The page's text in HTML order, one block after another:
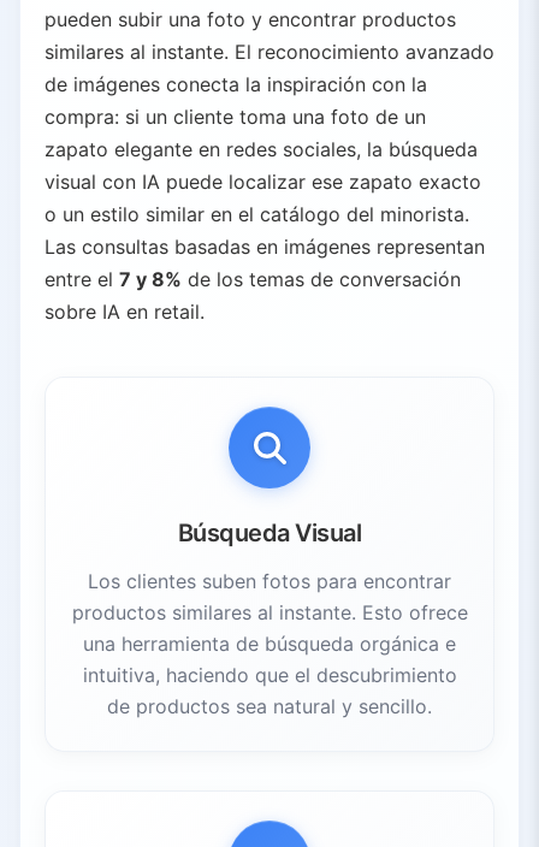
pueden subir una foto y encontrar productos
similares al instante. El reconocimiento avanzado
de imágenes conecta la inspiración con la
compra: si un cliente toma una foto de un
zapato elegante en redes sociales, la búsqueda
visual con IA puede localizar ese zapato exacto
o un estilo similar en el catálogo del minorista.
Las consultas basadas en imágenes representan
entre el 7 y 8% de los temas de conversación
sobre IA en retail.
Búsqueda Visual
Los clientes suben fotos para encontrar
productos similares al instante. Esto ofrece
una herramienta de búsqueda orgánica e
intuitiva, haciendo que el descubrimiento
de productos sea natural y sencillo.